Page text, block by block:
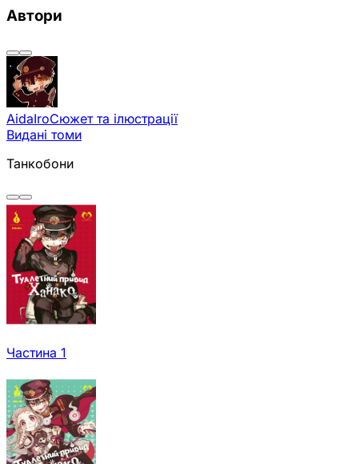
Автори
AidaIroСюжет та ілюстрації
Видані томи
Танкобони
Частина 1